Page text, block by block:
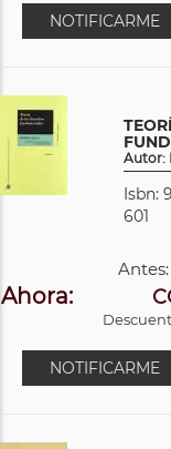
NOTIFICARME
Autor:
Isbn:
601
Ahora:
NOTIFICARME